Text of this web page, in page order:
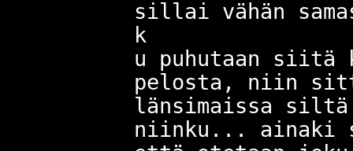
sillai vähän
k
u puhutaan siitä
pelosta, niin
länsimaissa
niinku... ainaki